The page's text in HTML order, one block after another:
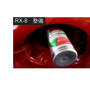
RX-8 整備